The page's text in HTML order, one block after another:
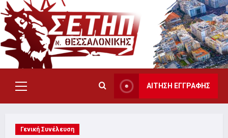
Skip
to
content
Primary
Menu
ΑΙΤΗΣΗ ΕΓΓΡΑΦΗΣ
Γενική Συνέλευση